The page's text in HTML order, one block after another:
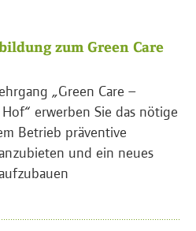
zum Green Care
„Green Care –
erwerben Sie das nötige
Betrieb präventive
und ein neues